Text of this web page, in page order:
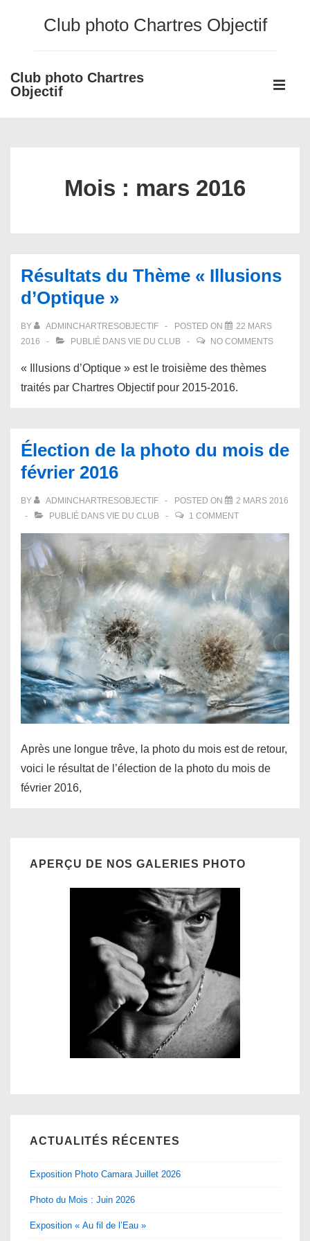
principal
Club photo Chartres Objectif
Club photo Chartres
Objectif
Main
Mois : mars 2016
Résultats du Thème « Illusions
d’Optique »
BY ADMINCHARTRESOBJECTIF POSTED ON
22 MARS
2016
PUBLIÉ DANS VIE DU CLUB NO COMMENTS
« Illusions d’Optique » est le troisième des thèmes
traités par Chartres Objectif pour 2015-2016.
Élection de la photo du mois de
février 2016
BY ADMINCHARTRESOBJECTIF POSTED ON
2 MARS 2016
PUBLIÉ DANS VIE DU CLUB 1 COMMENT
Après une longue trêve, la photo du mois est de retour,
voici le résultat de l’élection de la photo du mois de
février 2016,
APERÇU DE NOS GALERIES PHOTO
ACTUALITÉS RÉCENTES
Exposition Photo Camara Juillet 2026
Photo du Mois : Juin 2026
Exposition « Au fil de l’Eau »